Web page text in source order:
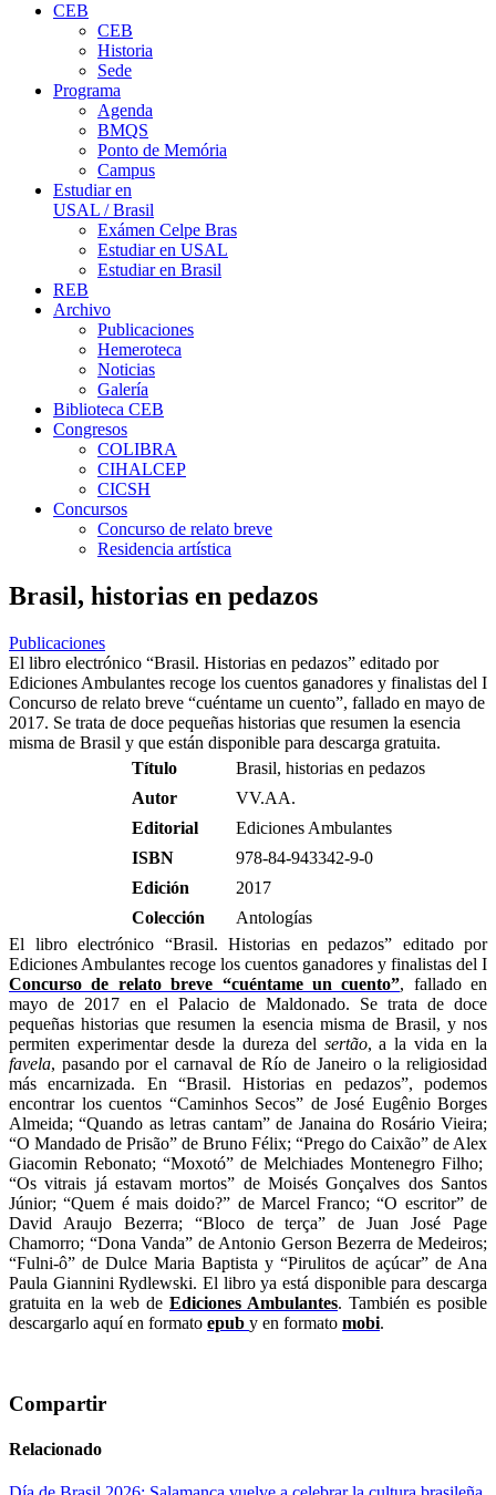
CEB
CEB
Historia
Sede
Programa
Agenda
BMQS
Ponto de Memória
Campus
Estudiar en
USAL / Brasil
Exámen Celpe Bras
Estudiar en USAL
Estudiar en Brasil
REB
Archivo
Publicaciones
Hemeroteca
Noticias
Galería
Biblioteca CEB
Congresos
COLIBRA
CIHALCEP
CICSH
Concursos
Concurso de relato breve
Residencia artística
Brasil, historias en pedazos
Publicaciones
El libro electrónico “Brasil. Historias en pedazos” editado por
Ediciones Ambulantes recoge los cuentos ganadores y finalistas del I
Concurso de relato breve “cuéntame un cuento”, fallado en mayo de
2017. Se trata de doce pequeñas historias que resumen la esencia
misma de Brasil y que están disponible para descarga gratuita.
Título
Brasil, historias en pedazos
Autor
VV.AA.
Editorial
Ediciones Ambulantes
ISBN
978-84-943342-9-0
Edición
2017
Colección
Antologías
El libro electrónico “Brasil. Historias en pedazos” editado por
Ediciones Ambulantes recoge los cuentos ganadores y finalistas del I
Concurso de relato breve “cuéntame un cuento”, fallado en
mayo de 2017 en el Palacio de Maldonado. Se trata de doce
pequeñas historias que resumen la esencia misma de Brasil, y nos
permiten experimentar desde la dureza del sertão, a la vida en la
favela, pasando por el carnaval de Río de Janeiro o la religiosidad
más encarnizada. En “Brasil. Historias en pedazos”, podemos
encontrar los cuentos “Caminhos Secos” de José Eugênio Borges
Almeida; “Quando as letras cantam” de Janaina do Rosário Vieira;
“O Mandado de Prisão” de Bruno Félix; “Prego do Caixão” de Alex
Giacomin Rebonato; “Moxotó” de Melchiades Montenegro Filho;
“Os vitrais já estavam mortos” de Moisés Gonçalves dos Santos
Júnior; “Quem é mais doido?” de Marcel Franco; “O escritor” de
David Araujo Bezerra; “Bloco de terça” de Juan José Page
Chamorro; “Dona Vanda” de Antonio Gerson Bezerra de Medeiros;
“Fulni-ô” de Dulce Maria Baptista y “Pirulitos de açúcar” de Ana
Paula Giannini Rydlewski. El libro ya está disponible para descarga
gratuita en la web de Ediciones Ambulantes. También es posible
descargarlo aquí en formato epub y en formato mobi.
Compartir
Relacionado